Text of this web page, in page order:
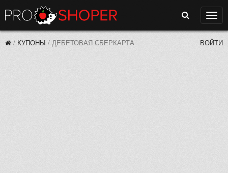
Поиск
/ КУПОНЫ / ДЕБЕТОВАЯ СБЕРКАРТА ВОЙТИ